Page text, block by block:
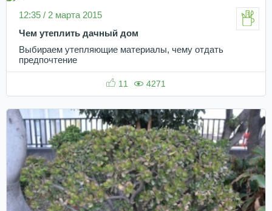
12:35 / 2 марта 2015
Чем утеплить дачный дом
Выбираем утепляющие материалы, чему отдать
предпочтение
11 4271